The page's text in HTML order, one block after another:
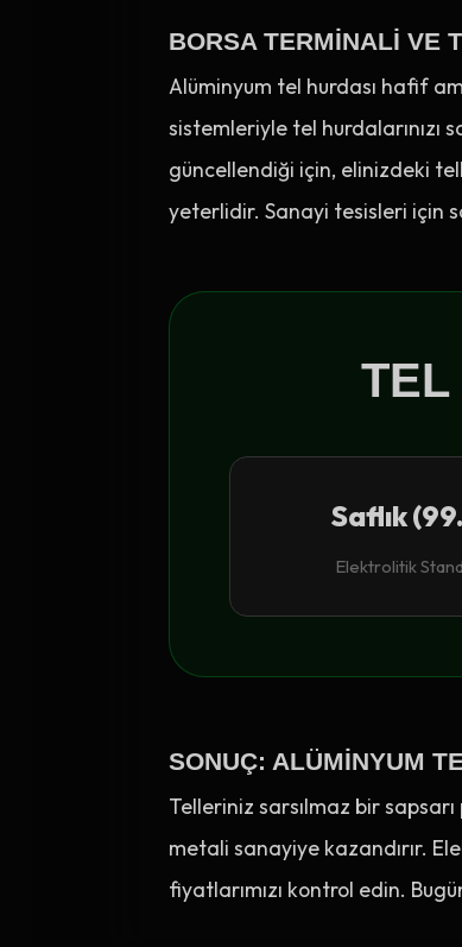
BORSA TERMINALI VE
Alüminyum tel hurdası hafif
sistemleriyle tel hurdalarınızı
güncellendiği için, elinizdeki
yeterlidir. Sanayi tesisleri için
TEL
Saflık
Elektrolitik
SONUÇ: ALÜMINYUM
Telleriniz sarsılmaz bir
metali sanayiye kazandırır.
fiyatlarımızı kontrol edin.